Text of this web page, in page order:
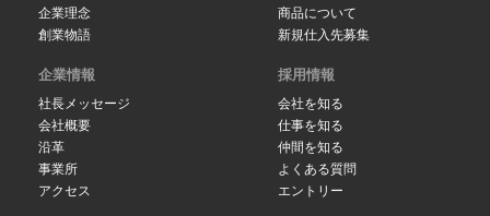
企業理念
創業物語
商品について
新規仕入先募集
企業情報
社長メッセージ
会社概要
沿革
事業所
アクセス
採用情報
会社を知る
仕事を知る
仲間を知る
よくある質問
エントリー